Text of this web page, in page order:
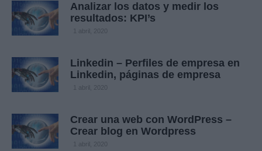
Analizar los datos y medir los
resultados: KPI’s
1 abril, 2020
Linkedin – Perfiles de empresa en
Linkedin, páginas de empresa
1 abril, 2020
Crear una web con WordPress –
Crear blog en Wordpress
1 abril, 2020